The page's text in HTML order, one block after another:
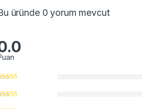
üründe 0 yorum mevcut